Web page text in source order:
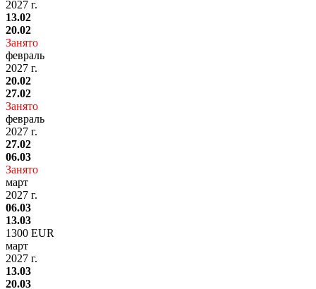
2027 г.
13.02
20.02
Занято
февраль
2027 г.
20.02
27.02
Занято
февраль
2027 г.
27.02
06.03
Занято
март
2027 г.
06.03
13.03
1300 EUR
март
2027 г.
13.03
20.03